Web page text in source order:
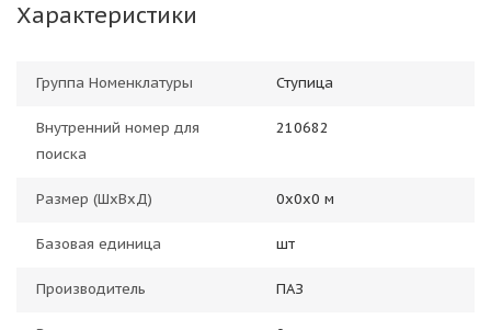
Характеристики
Группа Номенклатуры Ступица
Внутренний номер для
поиска
210682
Размер (ШхВхД) 0х0х0 м
Базовая единица шт
Производитель ПАЗ